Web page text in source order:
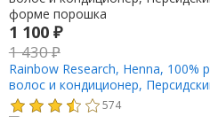
1 100 ₽
1 430₽
Rainbow Research, Henna, 100%
волос и кондиционер,
форме порошка574